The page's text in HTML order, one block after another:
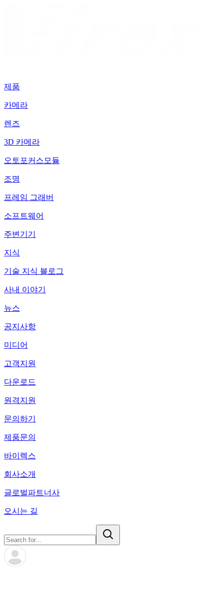
제품
카메라
렌즈
3D 카메라
오토포커스모듈
조명
프레임 그래버
소프트웨어
주변기기
지식
기술 지식 블로그
사내 이야기
뉴스
공지사항
미디어
고객지원
다운로드
원격지원
문의하기
제품문의
바이렉스
회사소개
글로벌파트너사
오시는 길